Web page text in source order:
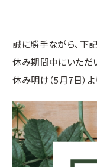
誠に勝手ながら、下
休み期間中にいただ
休み明け（5月7日）